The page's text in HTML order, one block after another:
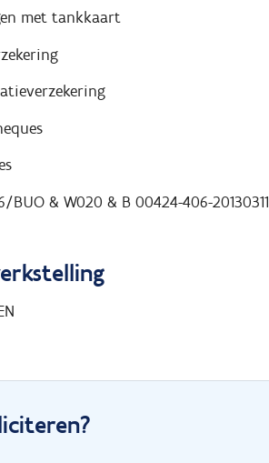
met tankkaart
BUO & W020 & B 00424-406-